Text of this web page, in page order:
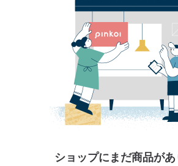
ショップにまだ商品が